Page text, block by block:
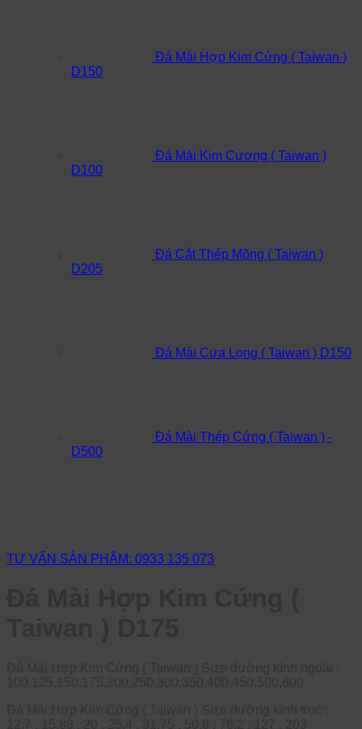
Đá Mài Hợp Kim Cứng ( Taiwan )
D150
Đá Mài Kim Cương ( Taiwan )
D100
Đá Cắt Thép Mõng ( Taiwan )
D205
Đá Mài Cưa Lọng ( Taiwan ) D150
Đá Mài Thép Cứng ( Taiwan ) -
D500
TƯ VẤN SẢN PHẨM: 0933 135 073